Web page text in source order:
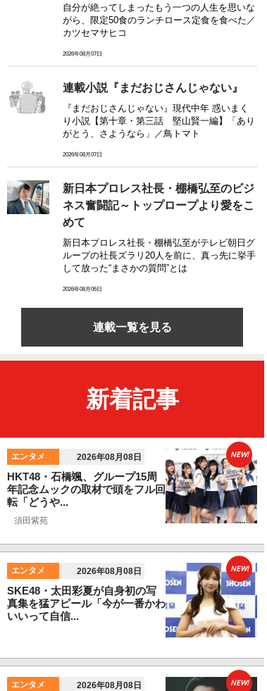
自分が絶ってしまったもう一つの人生を思いな
がら、限定50食のランチロース定食を食べた／
カツセマサヒコ
2026年08月07日
連載小説『まだおじさんじゃない』
『まだおじさんじゃない』現代中年 惑いまく
り小説【第十章・第三話 堅山賢一編】「あり
がとう、さようなら」／鳥トマト
2026年08月07日
新日本プロレス社長・棚橋弘至のビジ
ネス奮闘記～トップロープより愛をこ
めて
新日本プロレス社長・棚橋弘至がテレビ朝日グ
ループの社長ズラリ20人を前に、真っ先に挙手
して放った“まさかの質問”とは
2026年08月06日
連載一覧を見る
新着記事
エンタメ 2026年08月08日
HKT48・石橋颯、グループ15周
年記念ムックの取材で頭をフル回
転「どうや...
須田紫苑
NEW!
エンタメ 2026年08月08日
SKE48・太田彩夏が自身初の写
真集を猛アピール「今が一番かわ
いいって自信...
NEW!
エンタメ 2026年08月08日 NEW!